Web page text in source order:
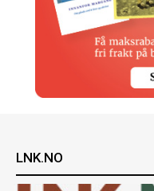
LNK.NO